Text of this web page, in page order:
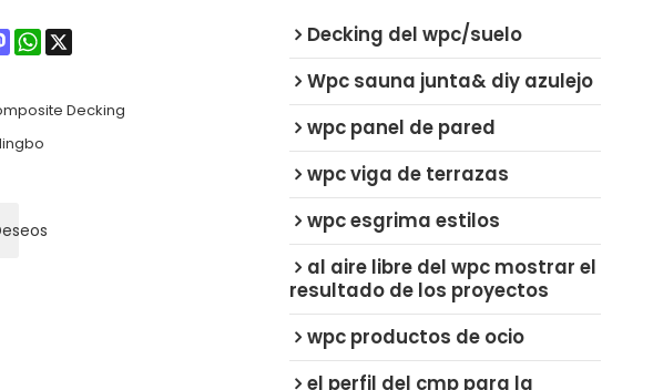
MastodonWhatsApp
Decking
Decking del wpc/suelo
Wpc sauna junta& diy azulejo
wpc panel de pared
wpc viga de terrazas
wpc esgrima estilos
al aire libre del wpc mostrar el
resultado de los proyectos
wpc productos de ocio
el perfil del cmp para la